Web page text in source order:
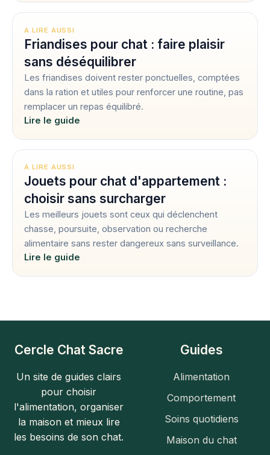
A LIRE AUSSI
Friandises pour chat : faire plaisir
sans déséquilibrer
Les friandises doivent rester ponctuelles, comptées
dans la ration et utiles pour renforcer une routine, pas
remplacer un repas équilibré.
Lire le guide
A LIRE AUSSI
Jouets pour chat d'appartement :
choisir sans surcharger
Les meilleurs jouets sont ceux qui déclenchent
chasse, poursuite, observation ou recherche
alimentaire sans rester dangereux sans surveillance.
Lire le guide
Cercle Chat Sacre
Un site de guides clairs
pour choisir
l'alimentation, organiser
la maison et mieux lire
les besoins de son chat.
Guides
Alimentation
Comportement
Soins quotidiens
Maison du chat